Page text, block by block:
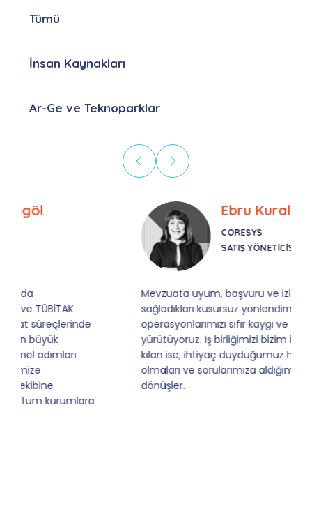
Tümü
İnsan Kaynakları
Ar-Ge ve Teknoparklar
Ebru Kural
SATIŞ YÖNETICISI
Mevzuata uyum, başvuru ve izleme adımlarında
sağladıkları kusursuz yönlendirme sayesinde artık
operasyonlarımızı sıfır kaygı ve tam güvenle
yürütüyoruz. İş birliğimizi bizim için asıl değerli
kılan ise; ihtiyaç duyduğumuz her an ulaşılabilir
olmaları ve sorularımıza aldığımız hızlı geri
dönüşler.